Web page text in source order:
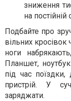
зниження
на постійній
Подбайте про
вільних кросівок
ноги
Планшет,
під час
пристрій. У
заряджати.